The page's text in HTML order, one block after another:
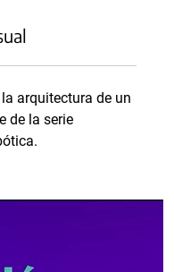
arquitectura de un
de la serie